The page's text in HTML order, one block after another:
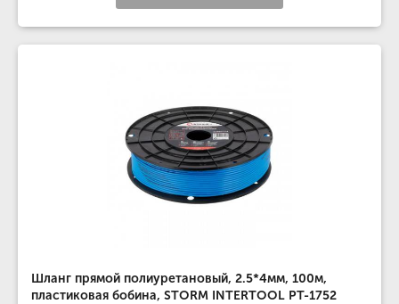
Шланг прямой полиуретановый, 2.5*4мм, 100м,
пластиковая бобина, STORM INTERTOOL PT-1752